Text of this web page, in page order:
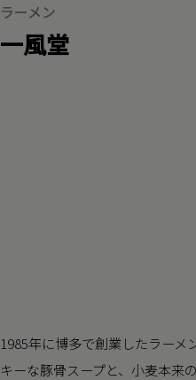
ラーメン
一風堂
1985年に博多で創業したラー
キーな豚骨スープと、小麦本来